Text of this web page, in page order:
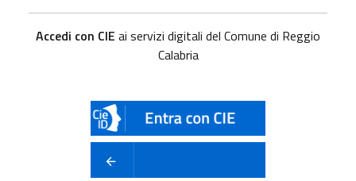
Accedi con CIE ai servizi digitali del Comune di Reggio
Calabria